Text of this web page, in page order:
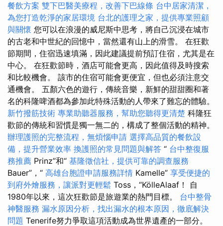
餐飲方案 雙下巴醫美療程，改善下巴線條 台中居家清潔，
為您打造乾淨的家居環境 台北的護理之家，提供專業照顧
與關懷 您可以在浪漫的威尼斯中思考，將自己沉浸在城市
的古老和中世紀的回憶中，當然還有山上的滑雪。 在狂歡
節期間，住宿迅速填滿，因此建議提前預訂住宿，尤其是在
中心。 在狂歡節時，酒店可能會更高，因此值得及時搜索
和比較機會。 該市的住宿可能會更便宜，但也必須注意交
通機會。 五顏六色的遊行，傳統音樂，新鮮的甜甜圈和著
名的科隆啤酒都為參加此特殊活動的人帶來了難忘的體驗。
新竹撥筋技術 專業助聽器服務，幫助您聽得更清楚 科隆狂
歡節的傳統和習慣是獨一無二的，構成了整個活動的精神。
辦理護照的完整流程，無煩惱申請 選擇高品質的餐飲設
備，提升營業效率 換護照的常見問題與解答 “ 台中整復服
務推薦 Prinz”和“ 基隆徵信社，提供可靠的調查服務
Bauer”，“ 高雄台胞證申請服務詳情 Kamelle” 享受便捷的
到府外燴服務，讓派對更輕鬆 Toss，“KölleAlaaf！ 自
1980年以來，這次狂歡節是旅遊業的熱門目標。 台中整骨
神醫服務 漏水原因分析，找出漏水的根本原因，徹底解決
問題 Tenerife努力爭取這項活動成為世界遺產的一部分。